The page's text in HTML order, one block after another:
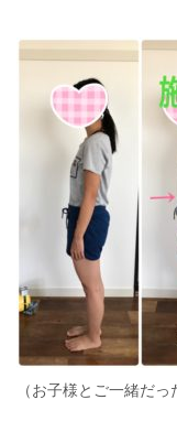
（お子様とご一緒だ